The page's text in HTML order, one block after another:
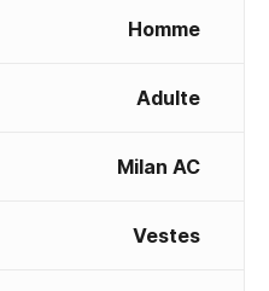
Homme
Adulte
Milan AC
Vestes